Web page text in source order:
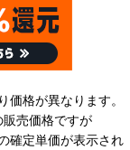
格が異なります。
販売価格ですが
確定単価が表示され